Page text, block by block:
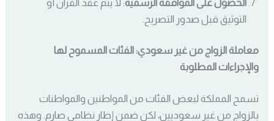
الحصول على الموافقة الرسمية: لا يتم عقد القران أو
التوثيق قبل صدور التصريح.
معاملة الزواج من غير سعودي: الفئات المسموح لها
والإجراءات المطلوبة
تسمح المملكة لبعض الفئات من المواطنين والمواطنات
بالزواج من غير سعوديين، لكن ضمن إطار نظامي صارم. وهذه